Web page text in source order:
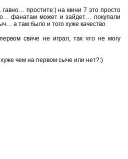
простите:) на мини 7 это просто
фанатам может и зайдет… покупали
а там было и того хуже качество
свиче не играл, так что не могу
чем на первом сыче или нет?:)